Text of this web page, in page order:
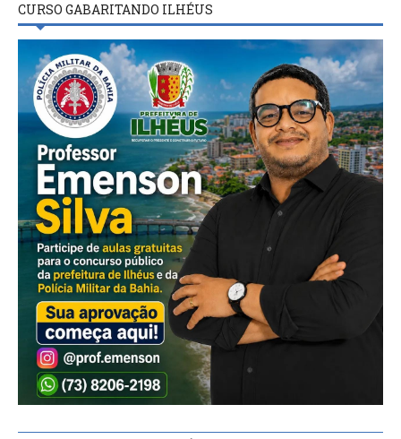
CURSO GABARITANDO ILHÉUS